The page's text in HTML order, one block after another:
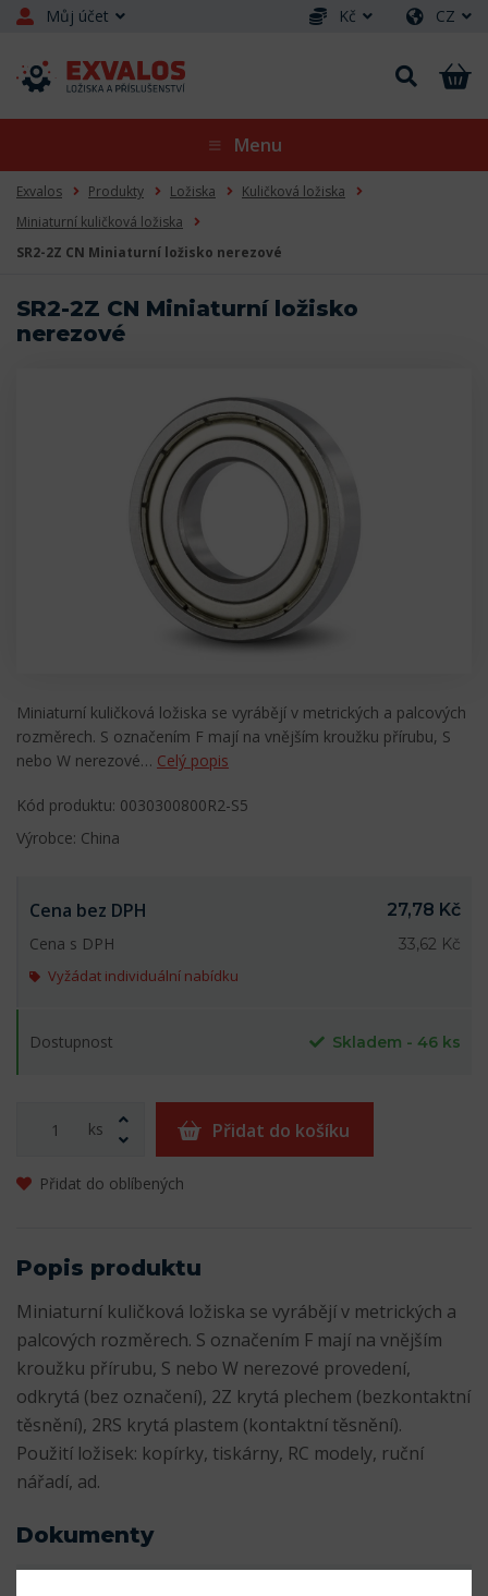
Můj účet Kč CZ
Menu
Exvalos Produkty Ložiska
Kuličková ložiska
Miniaturní kuličková ložiska
SR2-2Z CN Miniaturní ložisko nerezové
SR2-2Z CN Miniaturní ložisko
nerezové
Miniaturní kuličková ložiska se vyrábějí v metrických a palcových
rozměrech. S označením F mají na vnějším kroužku přírubu, S
nebo W nerezové… Celý popis
Kód produktu: 0030300800R2-S5
Výrobce: China
Cena bez DPH
27,78 Kč
Cena s DPH
33,62 Kč
Vyžádat individuální nabídku
Dostupnost Skladem - 46 ks
ks Přidat do košíku
Přidat do oblíbených
Popis produktu
Miniaturní kuličková ložiska se vyrábějí v metrických a
palcových rozměrech. S označením F mají na vnějším
kroužku přírubu, S nebo W nerezové provedení,
odkrytá (bez označení), 2Z krytá plechem (bezkontaktní
těsnění), 2RS krytá plastem (kontaktní těsnění).
Použití ložisek: kopírky, tiskárny, RC modely, ruční
nářadí, ad.
Dokumenty